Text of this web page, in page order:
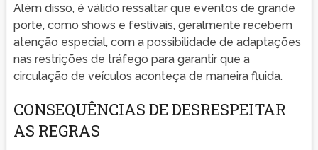
Além disso, é válido ressaltar que eventos de grande
porte, como shows e festivais, geralmente recebem
atenção especial, com a possibilidade de adaptações
nas restrições de tráfego para garantir que a
circulação de veículos aconteça de maneira fluida.
CONSEQUÊNCIAS DE DESRESPEITAR
AS REGRAS